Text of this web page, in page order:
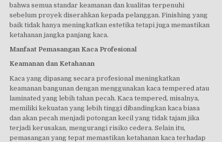
bahwa semua standar keamanan dan kualitas terpenuhi
sebelum proyek diserahkan kepada pelanggan. Finishing yang
baik tidak hanya meningkatkan estetika tetapi juga memastikan
ketahanan jangka panjang kaca.
Manfaat Pemasangan Kaca Profesional
Keamanan dan Ketahanan
Kaca yang dipasang secara profesional meningkatkan
keamanan bangunan dengan menggunakan kaca tempered atau
laminated yang lebih tahan pecah. Kaca tempered, misalnya,
memiliki kekuatan yang lebih tinggi dibandingkan kaca biasa
dan akan pecah menjadi potongan kecil yang tidak tajam jika
terjadi kerusakan, mengurangi risiko cedera. Selain itu,
pemasangan yang tepat memastikan ketahanan kaca terhadap